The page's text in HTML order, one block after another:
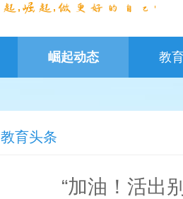
, !
崛起动态 教
教育头条
“加油！活出